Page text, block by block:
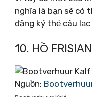
nghĩa là bạn sẽ có
đăng ký thẻ câu
10. HỒ FRISIAN
Nguồn: